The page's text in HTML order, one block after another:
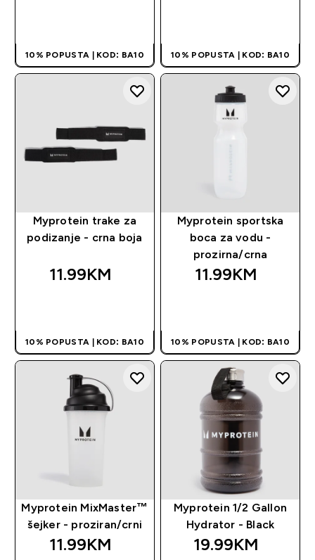
10% POPUSTA | KOD: BA10 10% POPUSTA | KOD: BA10
Myprotein trake za
podizanje - crna boja
11.99KM‎
10% POPUSTA | KOD: BA10
Myprotein sportska
boca za vodu -
prozirna/crna
11.99KM‎
10% POPUSTA | KOD: BA10
Myprotein MixMaster™
šejker - proziran/crni
11.99KM‎
Myprotein 1/2 Gallon
Hydrator - Black
19.99KM‎